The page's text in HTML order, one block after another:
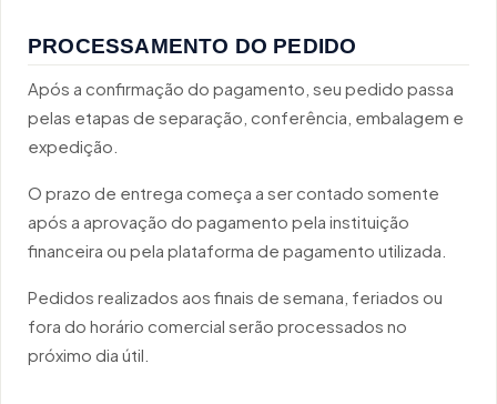
PROCESSAMENTO DO PEDIDO
Após a confirmação do pagamento, seu pedido passa
pelas etapas de separação, conferência, embalagem e
expedição.
O prazo de entrega começa a ser contado somente
após a aprovação do pagamento pela instituição
financeira ou pela plataforma de pagamento utilizada.
Pedidos realizados aos finais de semana, feriados ou
fora do horário comercial serão processados no
próximo dia útil.